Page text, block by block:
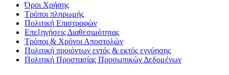
Όροι Χρήσης
Τρόποι πληρωμής
Πολιτική Επιστροφών
Επεξηγήσεις Διαθεσιμότητας
Τρόποι & Χρόνοι Αποστολών
Πολιτική προιόντων εντός & εκτός εγγύησης
Πολιτική Προστασίας Προσωπικών Δεδομένων